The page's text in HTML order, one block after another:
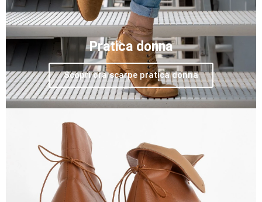
Pratica donna
Scopri ora scarpe pratica donna